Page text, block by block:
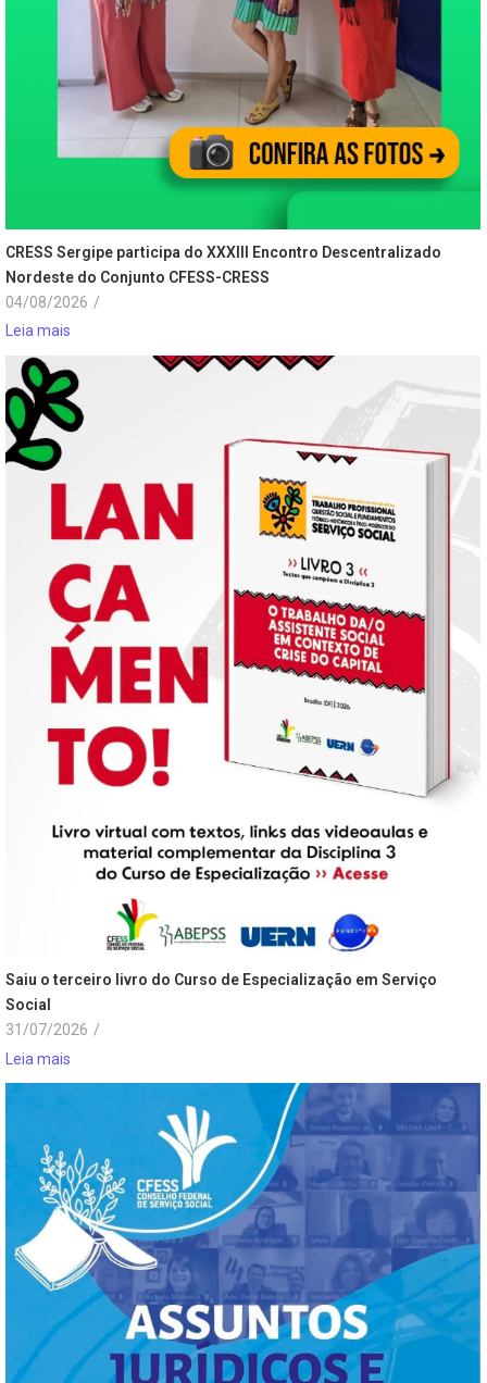
CRESS Sergipe participa do XXXIII Encontro Descentralizado
Nordeste do Conjunto CFESS-CRESS
04/08/2026 /
Leia mais
Saiu o terceiro livro do Curso de Especialização em Serviço
Social
31/07/2026 /
Leia mais